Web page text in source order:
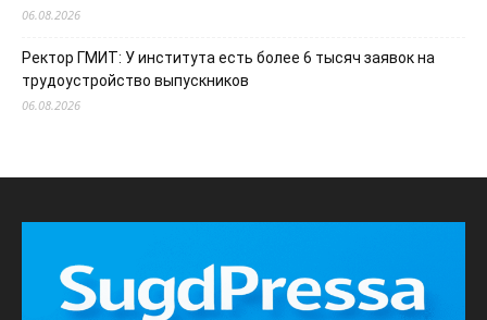
06.08.2026
Ректор ГМИТ: У института есть более 6 тысяч заявок на
трудоустройство выпускников
06.08.2026